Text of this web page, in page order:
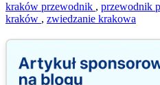
kraków przewodnik , przewodnik
kraków , zwiedzanie krakowa